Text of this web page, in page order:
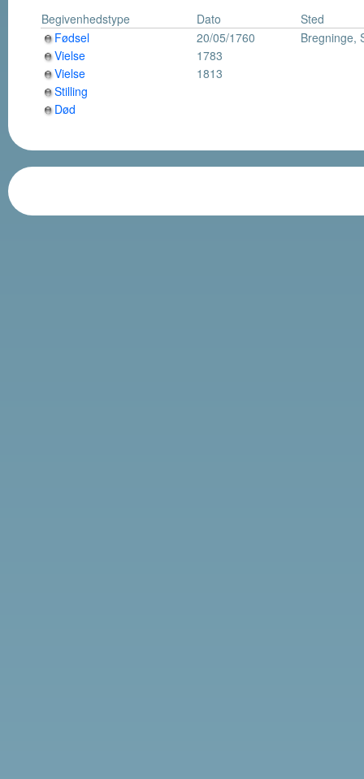
Begivenhedstype Dato
Sted
Fødsel
20/05/1760
Bregninge,
Vielse
1783
Vielse
1813
Stilling
Død